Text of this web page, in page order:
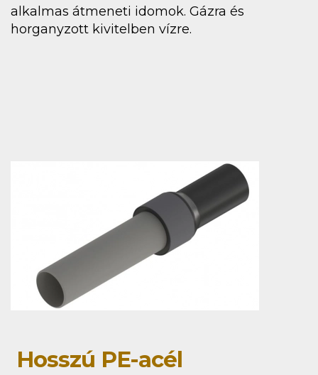
alkalmas átmeneti idomok. Gázra és
horganyzott kivitelben vízre.
Hosszú PE-acél